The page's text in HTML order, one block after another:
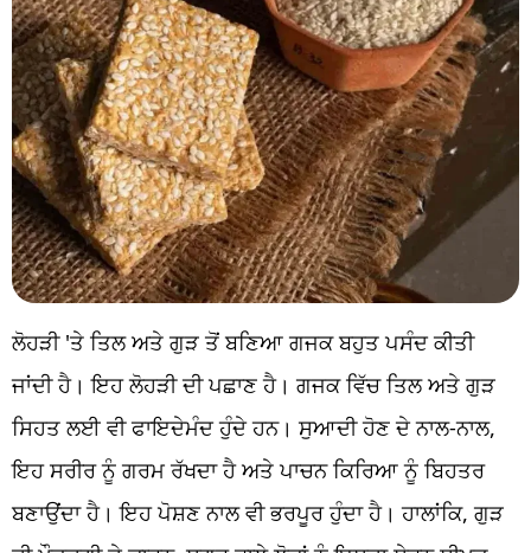
ਲੋਹੜੀ 'ਤੇ ਤਿਲ ਅਤੇ ਗੁੜ ਤੋਂ ਬਣਿਆ ਗਜਕ ਬਹੁਤ ਪਸੰਦ ਕੀਤੀ
ਜਾਂਦੀ ਹੈ। ਇਹ ਲੋਹੜੀ ਦੀ ਪਛਾਣ ਹੈ। ਗਜਕ ਵਿੱਚ ਤਿਲ ਅਤੇ ਗੁੜ
ਸਿਹਤ ਲਈ ਵੀ ਫਾਇਦੇਮੰਦ ਹੁੰਦੇ ਹਨ। ਸੁਆਦੀ ਹੋਣ ਦੇ ਨਾਲ-ਨਾਲ,
ਇਹ ਸਰੀਰ ਨੂੰ ਗਰਮ ਰੱਖਦਾ ਹੈ ਅਤੇ ਪਾਚਨ ਕਿਰਿਆ ਨੂੰ ਬਿਹਤਰ
ਬਣਾਉਂਦਾ ਹੈ। ਇਹ ਪੋਸ਼ਣ ਨਾਲ ਵੀ ਭਰਪੂਰ ਹੁੰਦਾ ਹੈ। ਹਾਲਾਂਕਿ, ਗੁੜ